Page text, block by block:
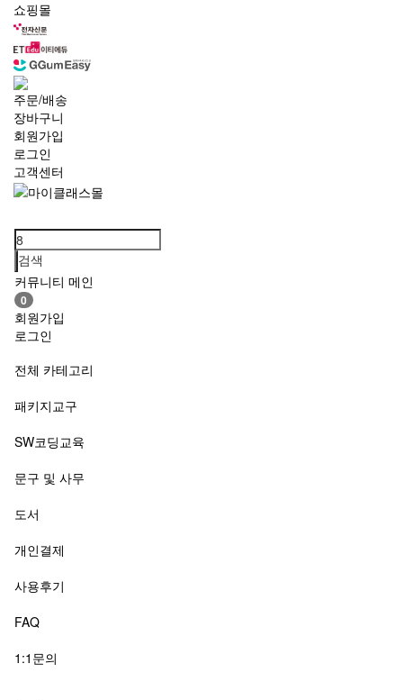
쇼핑몰
주문/배송
장바구니
회원가입
로그인
고객센터
Toggle
검색
커뮤니티 메인
0
회원가입
로그인
전체 카테고리
패키지교구
SW코딩교육
문구 및 사무
도서
개인결제
사용후기
FAQ
1:1문의